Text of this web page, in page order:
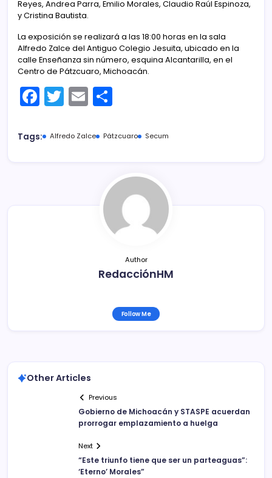
Reyes, Andrea Parra, Emilio Morales, Claudio Raúl Espinoza,
y Cristina Bautista.
La exposición se realizará a las 18:00 horas en la sala
Alfredo Zalce del Antiguo Colegio Jesuita, ubicado en la
calle Enseñanza sin número, esquina Alcantarilla, en el
Centro de Pátzcuaro, Michoacán.
F
a
c
T
w
itt
E
m
ai m
ar
tir
Tags: Alfredo Zalce Pátzcuaro Secum
Author
RedacciónHM
Follow Me
Other Articles
Previous
Gobierno de Michoacán y STASPE acuerdan
prorrogar emplazamiento a huelga
Next
“Este triunfo tiene que ser un parteaguas”:
‘Eterno’ Morales”